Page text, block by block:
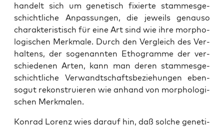
han­delt sich um gene­tisch fixier­te stam­mes­ge­
schicht­li­che Anpas­sun­gen, die jeweils genau­so
cha­rak­te­ris­tisch für eine Art sind wie ihre mor­pho­
lo­gi­schen Merk­ma­le. Durch den Ver­gleich des Ver­
hal­tens, der soge­nann­ten Etho­gram­me der ver­
schie­de­nen Arten, kann man deren stam­mes­ge­
schicht­li­che Ver­wandt­schafts­be­zie­hun­gen eben­
so­gut rekon­stru­ie­ren wie anhand von mor­pho­lo­gi­
schen Merkmalen.
Kon­rad Lorenz wies dar­auf hin, daß sol­che gene­ti­